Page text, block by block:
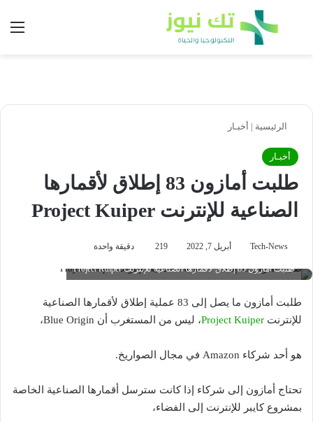
بحث عن
الرئيسية | أخبـار
أخبـار
طلبت أمازون 83 إطلاق لأقمارها
الصناعية للإنترنت Project Kuiper
Tech-News أبريل 7, 2022 219 دقيقة واحدة
طلبت أمازون 83 إطلاق لأقمارها الصناعية للإنترنت Project Kuiper
طلبت أمازون ما يصل إلى 83 عملية إطلاق لأقمارها الصناعية
للإنترنت Project Kuiper، ليس من المستغرب أن Blue Origin،
هو أحد شركاء Amazon في مجال الصواريخ.
تحتاج أمازون إلى شركاء إذا كانت سترسل أقمارها الصناعية الخاصة
بمشروع كايبر للإنترنت إلى الفضاء،